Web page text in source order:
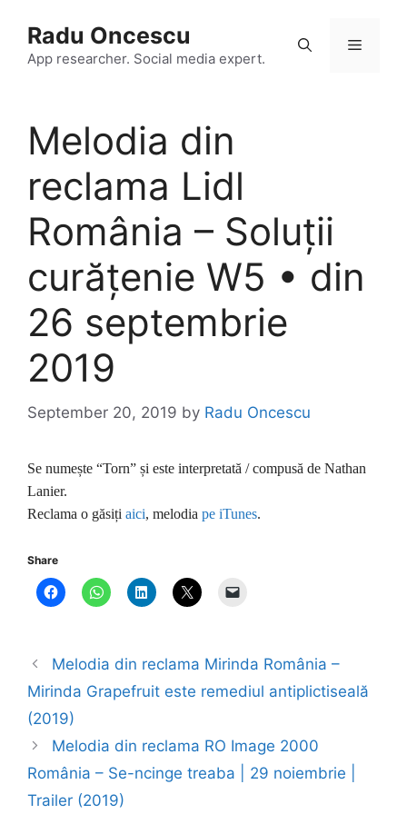
content
Radu Oncescu
App researcher. Social media expert.
Menu
Melodia din
reclama Lidl
România – Soluții
curățenie W5 • din
26 septembrie
2019
September 20, 2019 by Radu Oncescu
Se numește “Torn” și este interpretată / compusă de Nathan
Lanier.
Reclama o găsiți aici, melodia pe iTunes.
Share
Melodia din reclama Mirinda România –
Mirinda Grapefruit este remediul antiplictiseală
(2019)
Melodia din reclama RO Image 2000
România – Se-ncinge treaba | 29 noiembrie |
Trailer (2019)